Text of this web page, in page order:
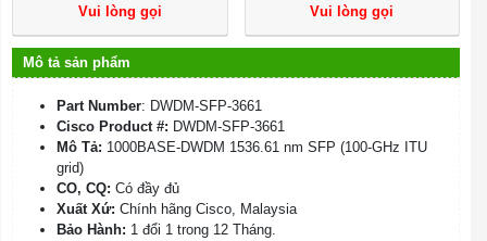
Vui lòng gọi
Vui lòng gọi
Mô tả sản phẩm
Part Number: DWDM-SFP-3661
Cisco Product #: DWDM-SFP-3661
Mô Tả: 1000BASE-DWDM 1536.61 nm SFP (100-GHz ITU
grid)
CO, CQ: Có đầy đủ
Xuất Xứ: Chính hãng Cisco, Malaysia
Bảo Hành: 1 đổi 1 trong 12 Tháng.